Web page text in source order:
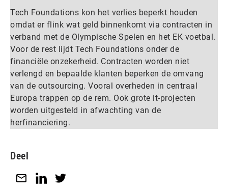
Tech Foundations kon het verlies beperkt houden
omdat er flink wat geld binnenkomt via contracten in
verband met de Olympische Spelen en het EK voetbal.
Voor de rest lijdt Tech Foundations onder de
financiële onzekerheid. Contracten worden niet
verlengd en bepaalde klanten beperken de omvang
van de outsourcing. Vooral overheden in centraal
Europa trappen op de rem. Ook grote it-projecten
worden uitgesteld in afwachting van de
herfinanciering.
Deel